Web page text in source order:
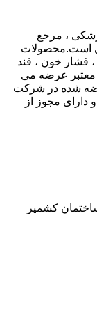
، مرجع
است.محصولات
، فشار خون ، قند
معتبر عرضه می
شده در شرکت
دارای مجوز از
کشمیر